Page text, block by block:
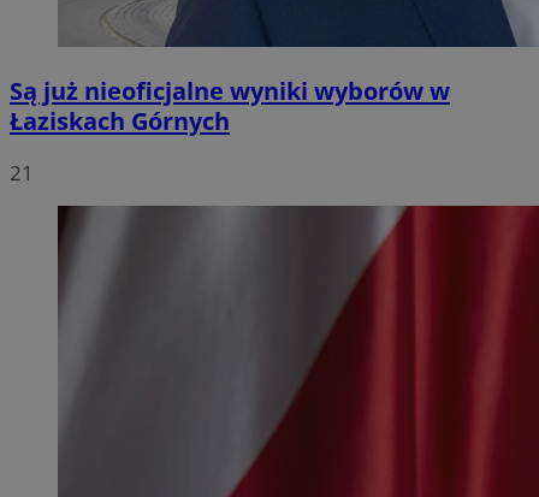
Są już nieoficjalne wyniki wyborów w
Łaziskach Górnych
21